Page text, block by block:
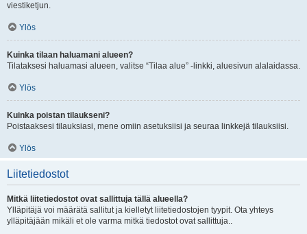
viestiketjun.
Ylös
Kuinka tilaan haluamani alueen?
Tilataksesi haluamasi alueen, valitse “Tilaa alue” -linkki, aluesivun alalaidassa.
Ylös
Kuinka poistan tilaukseni?
Poistaaksesi tilauksiasi, mene omiin asetuksiisi ja seuraa linkkejä tilauksiisi.
Ylös
Liitetiedostot
Mitkä liitetiedostot ovat sallittuja tällä alueella?
Ylläpitäjä voi määrätä sallitut ja kielletyt liitetiedostojen tyypit. Ota yhteys
ylläpitäjään mikäli et ole varma mitkä tiedostot ovat sallittuja..